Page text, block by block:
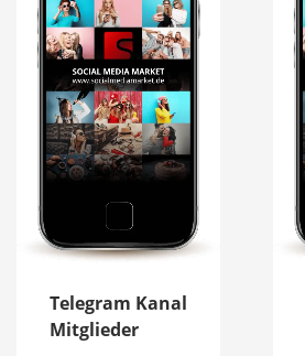
Telegram Kanal
Mitglieder